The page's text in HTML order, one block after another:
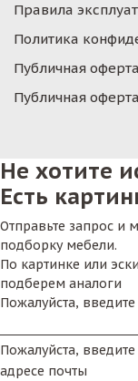
Правила
Политика
Публичная
Публичная
Не хотите
Есть
Отправьте запрос и
подборку мебели.
По картинке или
подберем аналоги
Пожалуйста,
Пожалуйста,
адресе почты